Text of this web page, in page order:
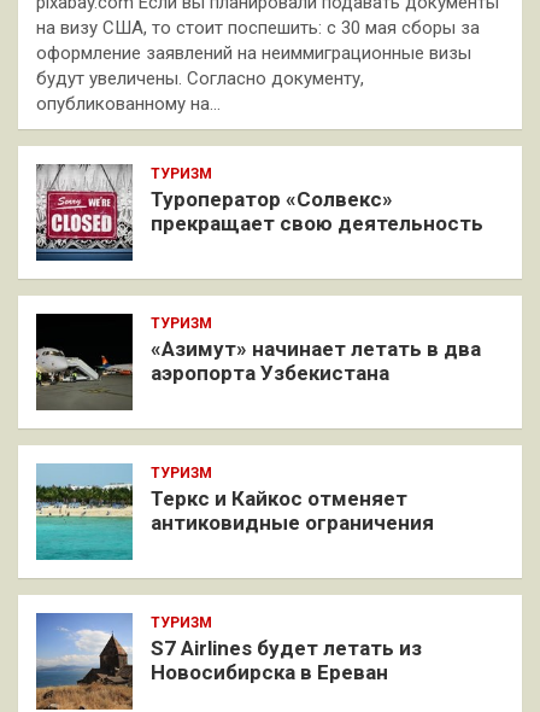
на визу США, то стоит поспешить: с 30 мая сборы за
оформление заявлений на неиммиграционные визы
будут увеличены. Согласно документу,
опубликованному на…
ТУРИЗМ
Туроператор «Солвекс»
прекращает свою деятельность
ТУРИЗМ
«Азимут» начинает летать в два
аэропорта Узбекистана
ТУРИЗМ
Теркс и Кайкос отменяет
антиковидные ограничения
ТУРИЗМ
S7 Airlines будет летать из
Новосибирска в Ереван